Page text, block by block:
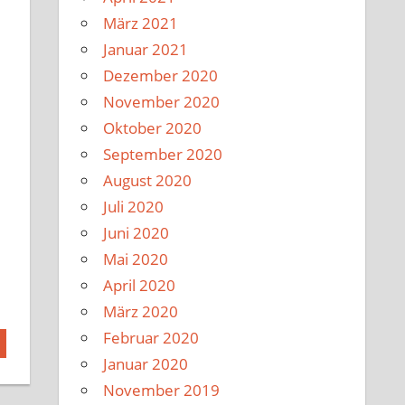
März 2021
Januar 2021
Dezember 2020
November 2020
Oktober 2020
September 2020
August 2020
Juli 2020
Juni 2020
Mai 2020
April 2020
März 2020
Februar 2020
Januar 2020
November 2019